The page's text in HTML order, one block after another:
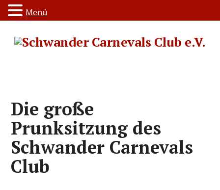
Die große
Prunksitzung des
Schwander Carnevals
Club
Menü